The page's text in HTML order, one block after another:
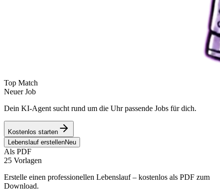
Top Match
Neuer Job
Dein KI-Agent sucht rund um die Uhr passende Jobs für dich.
Kostenlos starten
Lebenslauf erstellenNeu
Als PDF
25 Vorlagen
Erstelle einen professionellen Lebenslauf – kostenlos als PDF zum
Download.